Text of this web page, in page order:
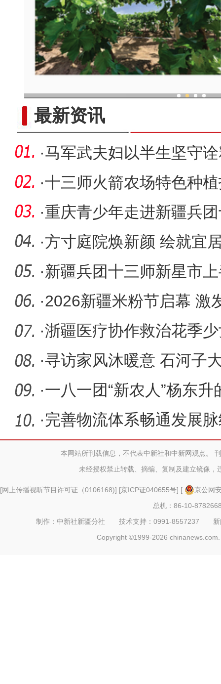
最新资讯
·马军武夫妇以半生坚守
·十三师火箭农场特色种
路
·重庆青少年走进新疆兵
神
·方寸庭院焕新颜 绘就宜
·新疆兵团十三师新星市
2133人
·2026新疆米粉节启幕 激
·浙疆医疗协作救治花季
·寻访家风沐暖意 石河子
量兵团情
·一八一团“新农人”杨东
计时
·完善物流体系畅通发展
疆“最先一
本网站所刊载信息，不代表中新社和中新网观点。
未经授权禁止转载、摘编、复制及建立镜像，
[网上传播视听节目许可证（0106168)] [京ICP证040655号] [
京公网
总机：86-10-
制作：中新社新疆分社 技术支持：0991-8557237
Copyright ©1999-2026